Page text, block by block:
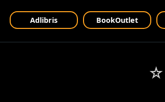
Adlibris BookOutlet
☆